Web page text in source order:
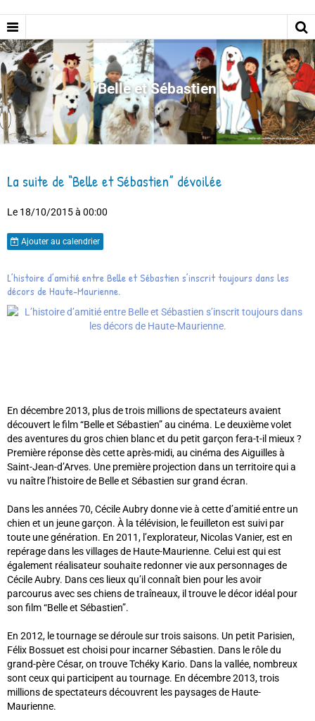
Belle et Sébastien
La suite de “Belle et Sébastien” dévoilée
Le 18/10/2015à 00:00
Ajouter au calendrier
L’histoire d’amitié entre Belle et Sébastien s’inscrit toujours dans les
décors de Haute-Maurienne.
En décembre 2013, plus de trois millions de spectateurs avaient
découvert le film “Belle et Sébastien” au cinéma. Le deuxième volet
des aventures du gros chien blanc et du petit garçon fera-t-il mieux ?
Première réponse dès cette après-midi, au cinéma des Aiguilles à
Saint-Jean-d’Arves. Une première projection dans un territoire qui a
vu naître l’histoire de Belle et Sébastien sur grand écran.
Dans les années 70, Cécile Aubry donne vie à cette d’amitié entre un
chien et un jeune garçon. À la télévision, le feuilleton est suivi par
toute une génération. En 2011, l’explorateur, Nicolas Vanier, est en
repérage dans les villages de Haute-Maurienne. Celui est qui est
également réalisateur souhaite redonner vie aux personnages de
Cécile Aubry. Dans ces lieux qu’il connaît bien pour les avoir
parcourus avec ses chiens de traîneaux, il trouve le décor idéal pour
son film “Belle et Sébastien”.
En 2012, le tournage se déroule sur trois saisons. Un petit Parisien,
Félix Bossuet est choisi pour incarner Sébastien. Dans le rôle du
grand-père César, on trouve Tchéky Kario. Dans la vallée, nombreux
sont ceux qui participent au tournage. En décembre 2013, trois
millions de spectateurs découvrent les paysages de Haute-
Maurienne.